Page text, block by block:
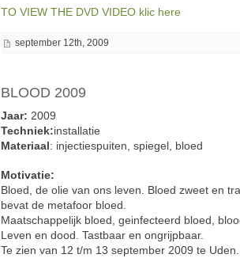
TO VIEW THE DVD VIDEO klic here
september 12th, 2009
BLOOD 2009
Jaar: 2009
Techniek:installatie
Materiaal : injectiespuiten, spiegel, bloed
Motivatie:
Bloed, de olie van ons leven. Bloed zweet en
bevat de metafoor bloed.
Maatschappelijk bloed, geinfecteerd bloed,
Leven en dood. Tastbaar en ongrijpbaar.
Te zien van 12 t/m 13 september 2009 te Uden.